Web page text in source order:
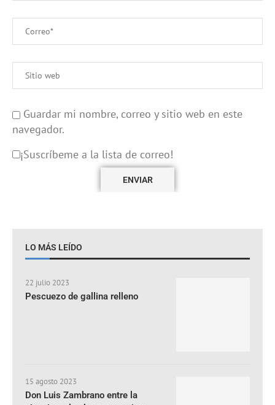
Guardar mi nombre, correo y sitio web en este
navegador.
¡Suscríbeme a la lista de correo!
LO MÁS LEÍDO
22 julio 2023
Pescuezo de gallina relleno
15 agosto 2023
Don Luis Zambrano entre la